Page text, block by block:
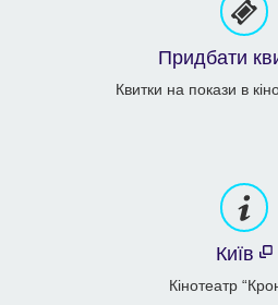
Придбати
Квитки на покази в
Київ
Кінотеатр